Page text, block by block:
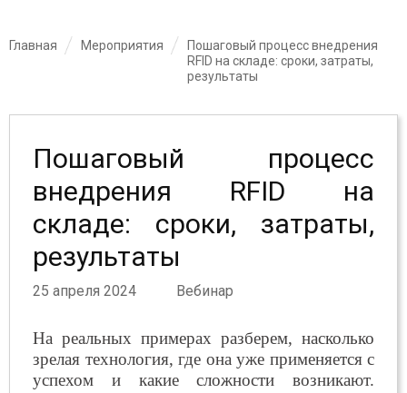
Главная Мероприятия
Пошаговый процесс внедрения
RFID на складе: сроки, затраты,
результаты
Пошаговый процесс
внедрения RFID на
складе: сроки, затраты,
результаты
25 апреля 2024 Вебинар
На реальных примерах разберем, насколько
зрелая технология, где она уже применяется с
успехом и какие сложности возникают.